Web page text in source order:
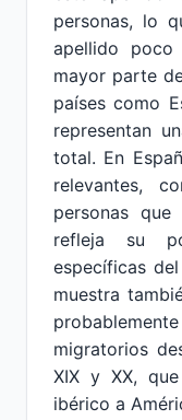
personas, lo
apellido
mayor parte
países como
representan
total. En
relevantes,
personas
refleja su
específicas
muestra
migratorios
XIX y XX,
ibérico a